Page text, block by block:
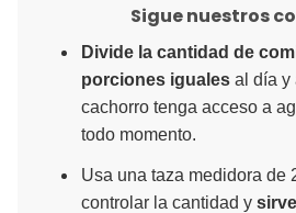
Sigue nuestros
Divide la cantidad de
porciones iguales al día y
cachorro tenga acceso a
todo momento.
Usa una taza medidora de
controlar la cantidad y